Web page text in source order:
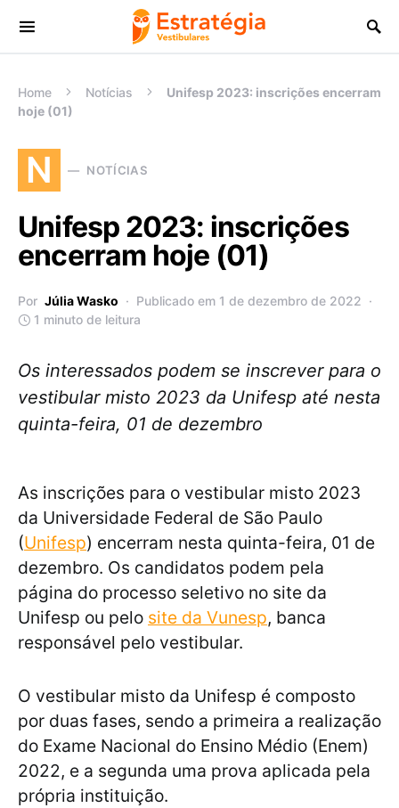
Procurar:
Home Notícias
Unifesp 2023: inscrições encerram
hoje (01)
N NOTÍCIAS
Unifesp 2023: inscrições
encerram hoje (01)
Por Júlia Wasko
Publicado em 1 de dezembro de 2022
1 minuto de leitura
Os interessados podem se inscrever para o
vestibular misto 2023 da Unifesp até nesta
quinta-feira, 01 de dezembro
As inscrições para o vestibular misto 2023
da Universidade Federal de São Paulo
(Unifesp) encerram nesta quinta-feira, 01 de
dezembro. Os candidatos podem pela
página do processo seletivo no site da
Unifesp ou pelo site da Vunesp, banca
responsável pelo vestibular.
O vestibular misto da Unifesp é composto
por duas fases, sendo a primeira a realização
do Exame Nacional do Ensino Médio (Enem)
2022, e a segunda uma prova aplicada pela
própria instituição.